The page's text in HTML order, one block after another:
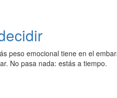
peso emocional tiene en el
No pasa nada: estás a tiempo.